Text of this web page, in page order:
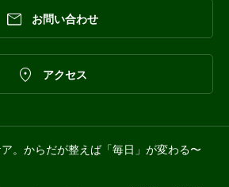
 お問い合わせ
 アクセス
。からだが整えば「毎日」が変わる〜